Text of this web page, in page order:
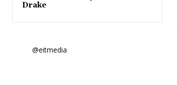
Drake
@eitmedia